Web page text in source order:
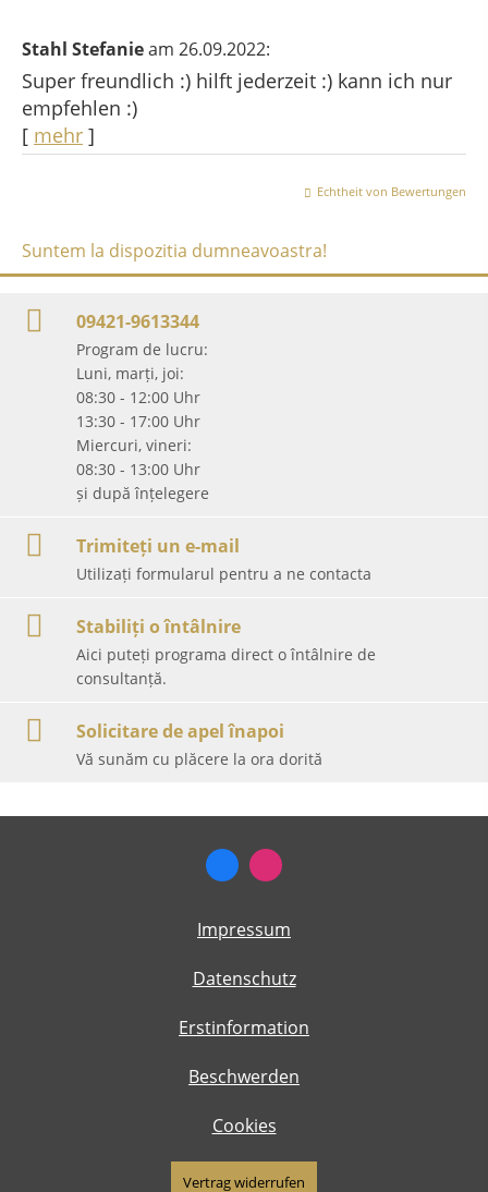
Stahl Stefanieam 26.09.2022:
Super freundlich :) hilft jederzeit :) kann ich nur
empfehlen :)
[ mehr ]
Echtheit von Bewertungen
Suntem la dispozitia dumneavoastra!
09421-9613344
Program de lucru:
Luni, marți, joi:
08:30 - 12:00 Uhr
13:30 - 17:00 Uhr
Miercuri, vineri:
08:30 - 13:00 Uhr
și după înțelegere
Trimiteți un e-mail
Utilizați formularul pentru a ne contacta
Stabiliți o întâlnire
Aici puteți programa direct o întâlnire de
consultanță.
Solicitare de apel înapoi
Vă sunăm cu plăcere la ora dorită
Impressum
Datenschutz
Erstinformation
Beschwerden
Cookies
Vertrag widerrufen